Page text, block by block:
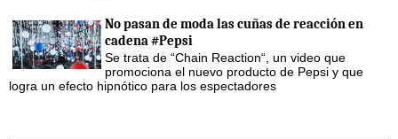
No pasan de moda las cuñas de reacción en
cadena #Pepsi
Se trata de “Chain Reaction“, un video que
promociona el nuevo producto de Pepsi y que
logra un efecto hipnótico para los espectadores